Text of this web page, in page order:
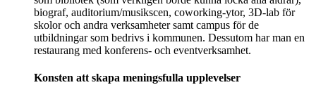
biograf, auditorium/musikscen, coworking-ytor, 3D-lab för
skolor och andra verksamheter samt campus för de
utbildningar som bedrivs i kommunen. Dessutom har man en
restaurang med konferens- och eventverksamhet.
Konsten att skapa meningsfulla upplevelser